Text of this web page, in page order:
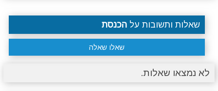
שאלות ותשובות על הכנסת
שאלו שאלה
לא נמצאו שאלות.